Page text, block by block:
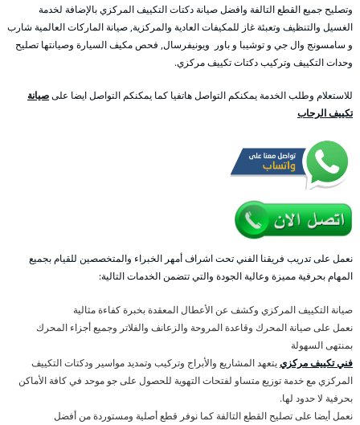
وتصليح جميع القطع التالفة وافضل صيانة دكتات التكييف المركزي بالإضافة لخدمة
الغسيل والتنظيف وتعبئة غاز للمكيفات العادية والمركزية, صيانة الماركات العالمية شارب
و سامسونج وال جي و توشيبا و باور ويونيفرسال, فحص مكيف السيارة وصيانتها تصليح
وحدات التكييف وتركيب دكتات تكييف مركزي.
للاستعلام وطلب الخدمة يمكنكم التواصل هاتفيا كما يمكنكم التواصل ايضا علىصيانة
تكييف الرحاب
نعمل على تدريب فريقنا الفني تحت اشراف أمهر الخبراء والمتخصصين للقيام بجميع
المهام بحرفية مميزة وعالية الجودة والتي تتضمن الخدمات التالية:
صيانة التكييف المركزي وكشف عن الأعطال المعقدة بخبرة كفاءة مثالية
نعمل على صيانة المحرك وقاعدة المروحة والزعانف والفلاتر وجميع أجزاء المحرك
بمنتهى السهولة
فني تكييف مركزييتعهد المشاريع والأبراج وتركيب وتمديد مواسير ودكتات التكييف
المركزي مع خدمة توزيع متساو لفتحات التهوية للحصول على جو موحد في كافة الأماكن
بحرفية لا حدود لها.
نعمل أيضا على تصليح القطع التالفة كما نوفر قطع أصلية ومستوردة من أفضل